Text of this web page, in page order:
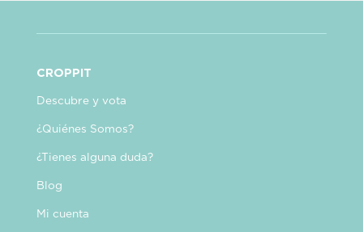
CROPPIT
Descubre y vota
¿Quiénes Somos?
¿Tienes alguna duda?
Blog
Mi cuenta